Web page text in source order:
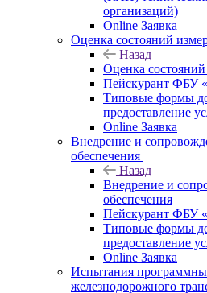
организаций)
Online Заявка
Оценка состояний
Назад
Оценка
Пейскурант ФБУ
Типовые формы
предоставление
Online Заявка
Внедрение и
обеспечения
Назад
Внедрение и
обеспечения
Пейскурант ФБУ
Типовые формы
предоставление
Online Заявка
Испытания
железнодорожного